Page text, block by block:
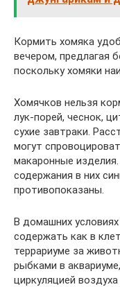
Кормить хомяка
вечером, предлагая
поскольку хомяки
Хомячков нельзя
лук-порей, чеснок,
сухие завтраки.
могут
макаронные
содержания в них
противопоказаны.
В домашних
содержать как в
террариуме за
рыбками в
циркуляцией